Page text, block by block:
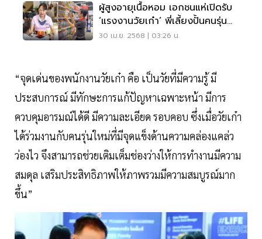
ผู้สูงอายุเนื้อหอม เอกชนแห่เปิดรับ
‘แรงงานวัยเก๋า’ พี่เลี้ยงปั้นคนรุ่น
ใหม่
30 เม.ย. 2568 | 03:26 น.
“จุดเด่นของพนักงานวัยเก๋า คือ เป็นวัยที่มีความรู้ มี
ประสบการณ์ มีทักษะการแก้ปัญหาเฉพาะหน้า มีการ
ควบคุมอารมณ์ได้ดี มีความละเอียด รอบคอบ ซึ่งเมื่อวัยเก๋า
ได้ร่วมงานกับคนรุ่นใหม่ที่มีจุดแข็งด้านความคล่องแคล่ว
ว่องไว จึงสามารถช่วยเติมเต็มช่องว่างให้การทำงานมีความ
สมดุล เสริมประสิทธิภาพให้ภาพรวมมีความสมบูรณ์มาก
ขึ้น”